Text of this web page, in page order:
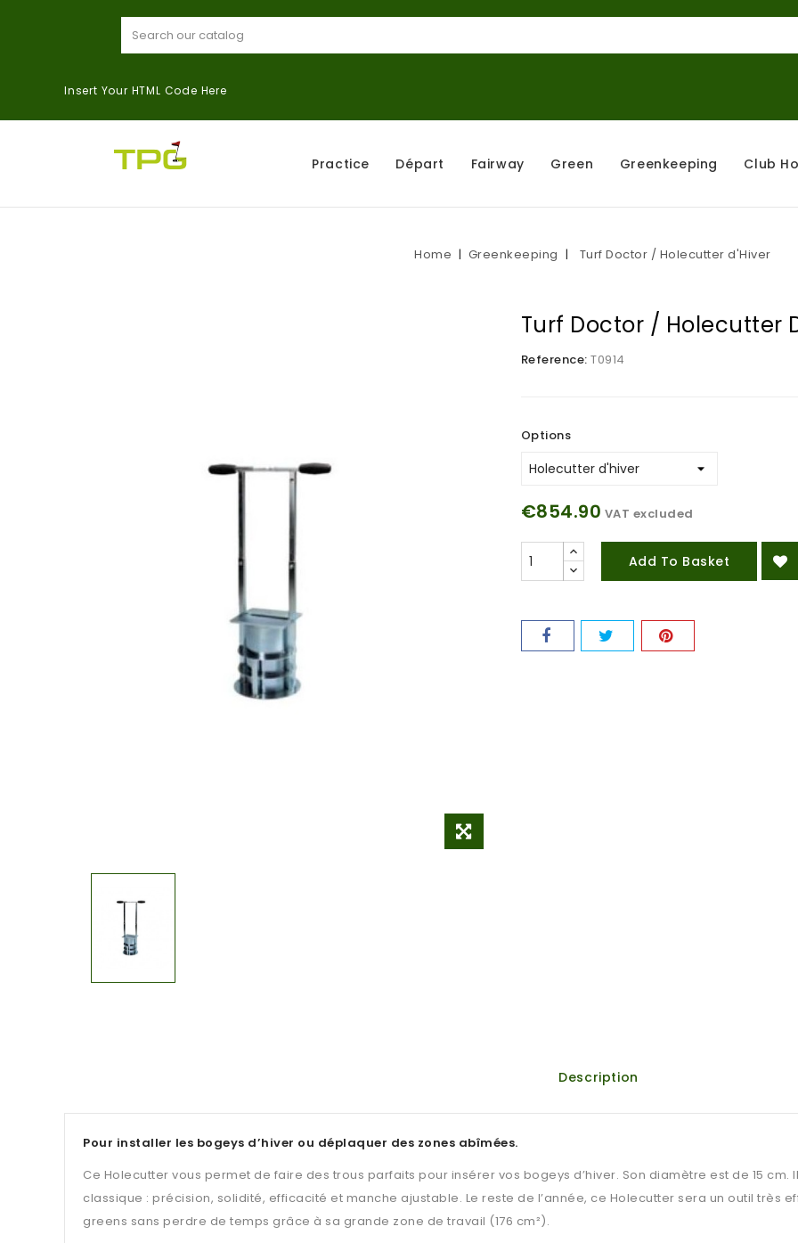
Insert Your HTML Code Here
Practice Départ Fairway Green Greenkeeping Club
Home Greenkeeping Turf Doctor / Holecutter d'Hiver
Turf Doctor / Holecutter
Reference: T0914
Options
€854.90 VAT excluded
Add To Basket
Description
Pour installer les bogeys d’hiver ou déplaquer des zones abîmées.
Ce Holecutter vous permet de faire des trous parfaits pour insérer vos bogeys d’hiver. Son diamètre est de 15
classique : précision, solidité, efficacité et manche ajustable. Le reste de l’année, ce Holecutter sera un outil très
greens sans perdre de temps grâce à sa grande zone de travail (176 cm²).